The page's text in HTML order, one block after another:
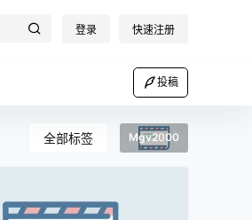
登录 快速注册
投稿
全部标签 Mgv2000